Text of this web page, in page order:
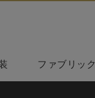
ファブリック